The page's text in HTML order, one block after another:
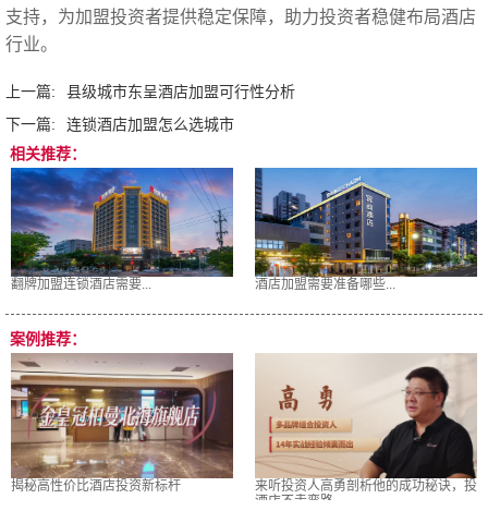
支持，为加盟投资者提供稳定保障，助力投资者稳健布局酒店
行业。
上一篇:
县级城市东呈酒店加盟可行性分析
下一篇:
连锁酒店加盟怎么选城市
相关推荐：
翻牌加盟连锁酒店需要... 酒店加盟需要准备哪些...
案例推荐：
揭秘高性价比酒店投资新标杆
来听投资人高勇剖析他的成功秘诀，投
酒店不走弯路